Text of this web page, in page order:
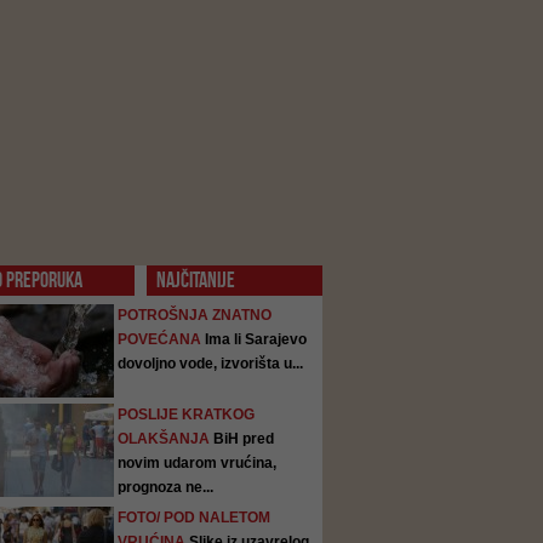
PREPORUKA NAJČITANIJE
POTROŠNJA ZNATNO
POVEĆANA Ima li Sarajevo
dovoljno vode, izvorišta u...
POSLIJE KRATKOG
OLAKŠANJA BiH pred
novim udarom vrućina,
prognoza ne...
FOTO/ POD NALETOM